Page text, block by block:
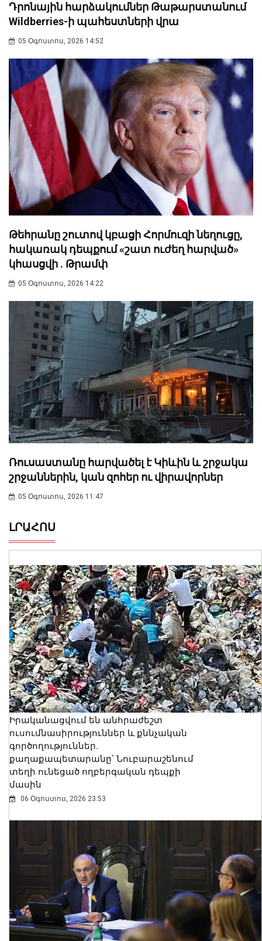
Դրոնային հարձակումներ Թաթարստանում
Wildberries-ի պահեստների վրա
05 Օգոստոս, 2026 14:52
Թեհրանը շուտով կբացի Հորմուզի նեղուցը,
հակառակ դեպքում «շատ ուժեղ հարված»
կհասցվի . Թրամփ
05 Օգոստոս, 2026 14:22
Ռուսաստանը հարվածել է Կիևին և շրջակա
շրջաններին, կան զոհեր ու վիրավորներ
05 Օգոստոս, 2026 11:47
ԼՐԱՀՈՍ
Իրականացվում են անհրաժեշտ
ուսումնասիրություններ և քննչական
գործողություններ.
քաղաքապետարանը՝ Նուբարաշենում
տեղի ունեցած ողբերգական դեպքի
մասին
06 Օգոստոս, 2026 23:53